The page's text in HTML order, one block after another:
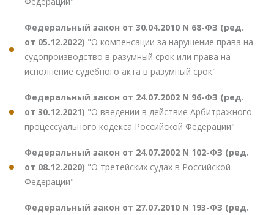
Федеральный закон от 30.04.2010 N 68-ФЗ (ред.
от 05.12.2022) "О компенсации за нарушение права на
судопроизводство в разумный срок или права на
исполнение судебного акта в разумный срок"
Федеральный закон от 24.07.2002 N 96-ФЗ (ред.
от 30.12.2021) "О введении в действие Арбитражного
процессуального кодекса Российской Федерации"
Федеральный закон от 24.07.2002 N 102-ФЗ (ред.
от 08.12.2020) "О третейских судах в Российской
Федерации"
Федеральный закон от 27.07.2010 N 193-ФЗ (ред.